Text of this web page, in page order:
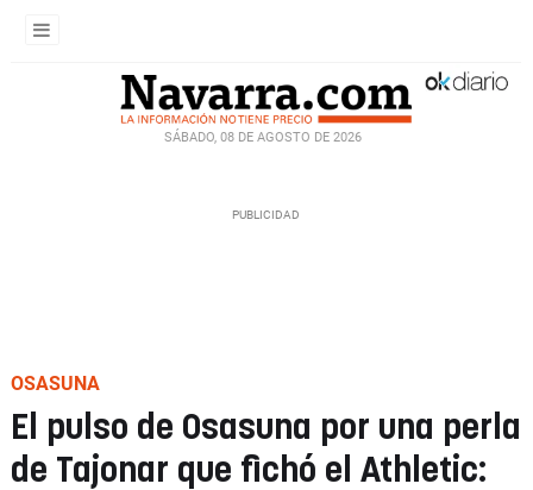
SÁBADO, 08 DE AGOSTO DE 2026
OSASUNA
El pulso de Osasuna por una perla
de Tajonar que fichó el Athletic: